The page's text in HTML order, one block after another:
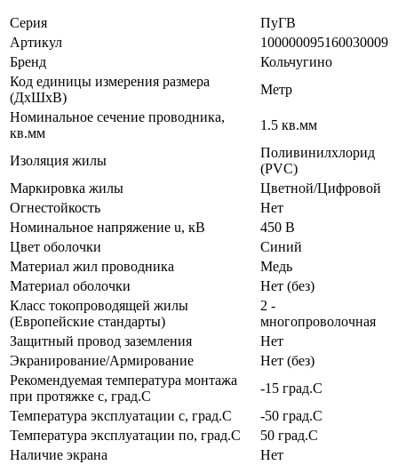
Серия
ПуГВ
Артикул
100000095160030009
Бренд
Кольчугино
Код единицы измерения размера
(ДхШхВ)
Метр
Номинальное сечение проводника,
кв.мм
1.5 кв.мм
Изоляция жилы
Поливинилхлорид
(PVC)
Маркировка жилы
Цветной/Цифровой
Огнестойкость
Нет
Номинальное напряжение u, кВ
450 В
Цвет оболочки
Синий
Материал жил проводника
Медь
Материал оболочки
Нет (без)
Класс токопроводящей жилы
(Европейские стандарты)
2 -
многопроволочная
Защитный провод заземления
Нет
Экранирование/Армирование
Нет (без)
Рекомендуемая температура монтажа
при протяжке с, град.C
-15 град.C
Температура эксплуатации с, град.C
-50 град.C
Температура эксплуатации по, град.C
50 град.C
Наличие экрана
Нет